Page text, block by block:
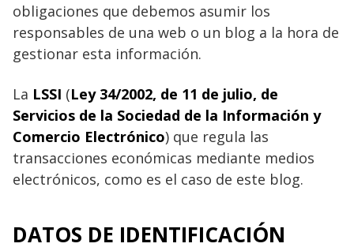
obligaciones que debemos asumir los
responsables de una web o un blog a la hora de
gestionar esta información.
La LSSI (Ley 34/2002, de 11 de julio, de
Servicios de la Sociedad de la Información y
Comercio Electrónico) que regula las
transacciones económicas mediante medios
electrónicos, como es el caso de este blog.
DATOS DE IDENTIFICACIÓN